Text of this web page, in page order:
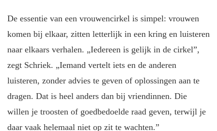
De essentie van een vrouwencirkel is simpel: vrouwen
komen bij elkaar, zitten letterlijk in een kring en luisteren
naar elkaars verhalen. „Iedereen is gelijk in de cirkel”,
zegt Schriek. „Iemand vertelt iets en de anderen
luisteren, zonder advies te geven of oplossingen aan te
dragen. Dat is heel anders dan bij vriendinnen. Die
willen je troosten of goedbedoelde raad geven, terwijl je
daar vaak helemaal niet op zit te wachten.”